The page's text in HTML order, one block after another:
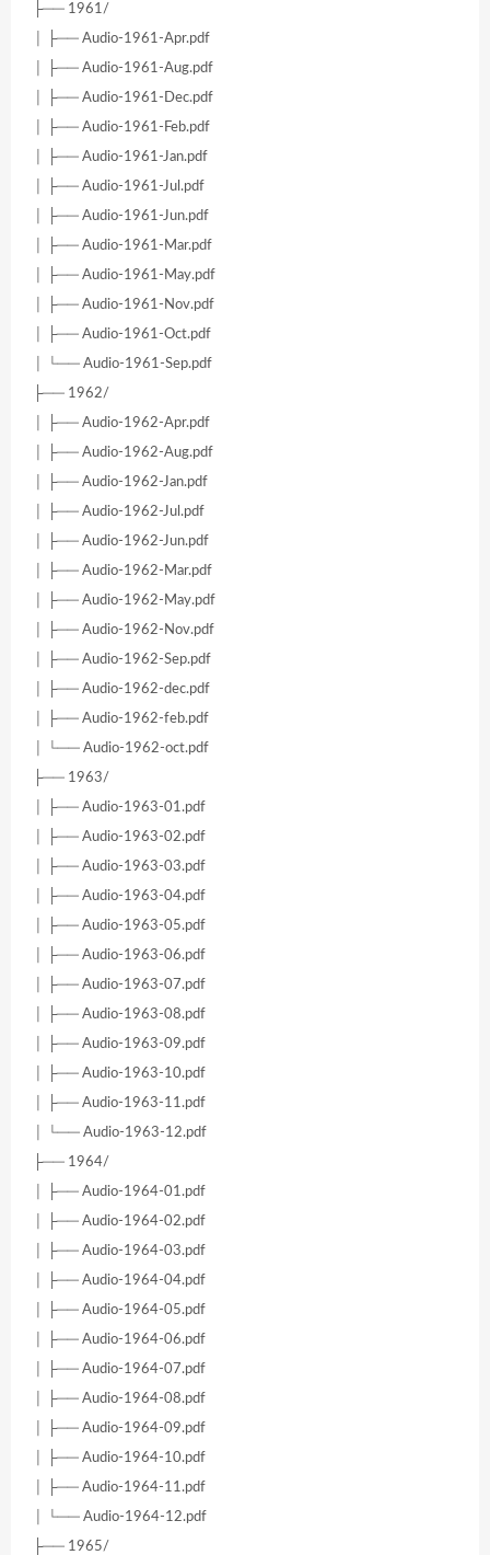
├── 1961/
│ ├── Audio-1961-Apr.pdf
│ ├── Audio-1961-Aug.pdf
│ ├── Audio-1961-Dec.pdf
│ ├── Audio-1961-Feb.pdf
│ ├── Audio-1961-Jan.pdf
│ ├── Audio-1961-Jul.pdf
│ ├── Audio-1961-Jun.pdf
│ ├── Audio-1961-Mar.pdf
│ ├── Audio-1961-May.pdf
│ ├── Audio-1961-Nov.pdf
│ ├── Audio-1961-Oct.pdf
│ └── Audio-1961-Sep.pdf
├── 1962/
│ ├── Audio-1962-Apr.pdf
│ ├── Audio-1962-Aug.pdf
│ ├── Audio-1962-Jan.pdf
│ ├── Audio-1962-Jul.pdf
│ ├── Audio-1962-Jun.pdf
│ ├── Audio-1962-Mar.pdf
│ ├── Audio-1962-May.pdf
│ ├── Audio-1962-Nov.pdf
│ ├── Audio-1962-Sep.pdf
│ ├── Audio-1962-dec.pdf
│ ├── Audio-1962-feb.pdf
│ └── Audio-1962-oct.pdf
├── 1963/
│ ├── Audio-1963-01.pdf
│ ├── Audio-1963-02.pdf
│ ├── Audio-1963-03.pdf
│ ├── Audio-1963-04.pdf
│ ├── Audio-1963-05.pdf
│ ├── Audio-1963-06.pdf
│ ├── Audio-1963-07.pdf
│ ├── Audio-1963-08.pdf
│ ├── Audio-1963-09.pdf
│ ├── Audio-1963-10.pdf
│ ├── Audio-1963-11.pdf
│ └── Audio-1963-12.pdf
├── 1964/
│ ├── Audio-1964-01.pdf
│ ├── Audio-1964-02.pdf
│ ├── Audio-1964-03.pdf
│ ├── Audio-1964-04.pdf
│ ├── Audio-1964-05.pdf
│ ├── Audio-1964-06.pdf
│ ├── Audio-1964-07.pdf
│ ├── Audio-1964-08.pdf
│ ├── Audio-1964-09.pdf
│ ├── Audio-1964-10.pdf
│ ├── Audio-1964-11.pdf
│ └── Audio-1964-12.pdf
├── 1965/